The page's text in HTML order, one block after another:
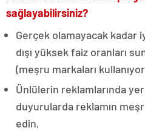
sağlayabilirsiniz?
Gerçek olamayacak kadar
dışı yüksek faiz oranları
(meşru markaları
Ünlülerin reklamlarında
duyurularda reklamın
edin,